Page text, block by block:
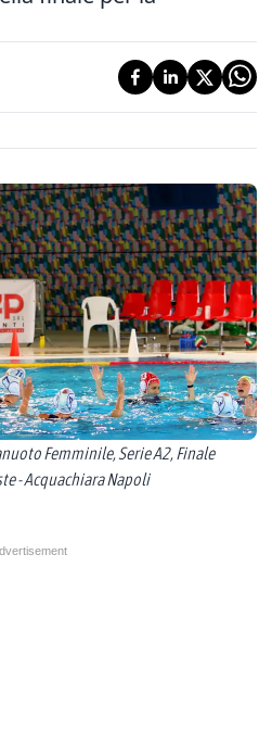
Femminile, Serie A2, Finale
- Acquachiara Napoli